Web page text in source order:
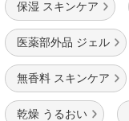
保湿 スキンケア
医薬部外品 ジェル
無香料 スキンケア
乾燥 うるおい